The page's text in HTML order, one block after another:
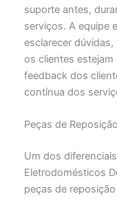
suporte antes,
serviços. A equipe
esclarecer
os clientes
feedback dos
contínua dos
Peças de Reposição
Um dos
Eletrodomésticos
peças de